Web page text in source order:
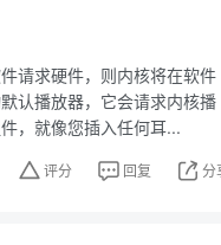
请求硬件，则内核将在软件
认播放器，它会请求内核播
，就像您插入任何耳...
评分 回复 分